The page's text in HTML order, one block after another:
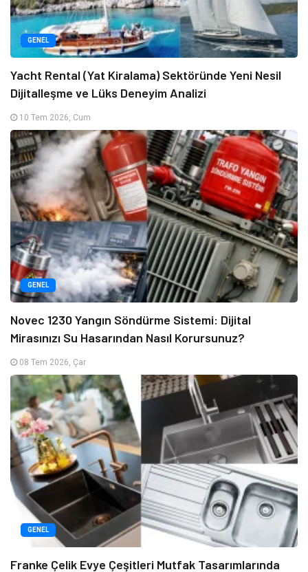
GENEL
Yacht Rental (Yat Kiralama) Sektöründe Yeni Nesil
Dijitalleşme ve Lüks Deneyim Analizi
10 Tem 2026, Cum
GENEL
Novec 1230 Yangın Söndürme Sistemi: Dijital
Mirasınızı Su Hasarından Nasıl Korursunuz?
08 Tem 2026, Çar
GENEL
Franke Çelik Evye Çeşitleri Mutfak Tasarımlarında